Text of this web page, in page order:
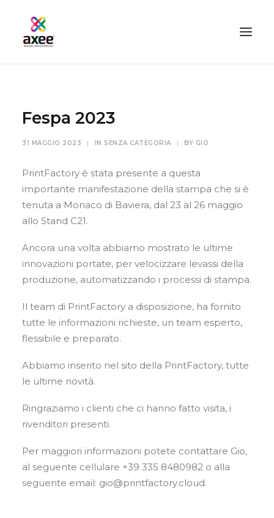
AZIENDA
SERVIZI
BLOG
CARRELLO
Fespa 2023
31 MAGGIO 2023 | IN SENZA CATEGORIA | BY GIO
PrintFactory è stata presente a questa
importante manifestazione della stampa che si è
tenuta a Monaco di Baviera, dal 23 al 26 maggio
allo Stand C21.
Ancora una volta abbiamo mostrato le ultime
innovazioni portate, per velocizzare levassi della
produzione, automatizzando i processi di stampa.
Il team di PrintFactory a disposizione, ha fornito
tutte le informazioni richieste, un team esperto,
flessibile e preparato.
Abbiamo inserito nel sito della PrintFactory, tutte
le ultime novità.
Ringraziamo i clienti che ci hanno fatto visita, i
rivenditori presenti.
Per maggiori informazioni potete contattare Gio,
al seguente cellulare +39 335 8480982 o alla
seguente email: gio@printfactory.cloud.